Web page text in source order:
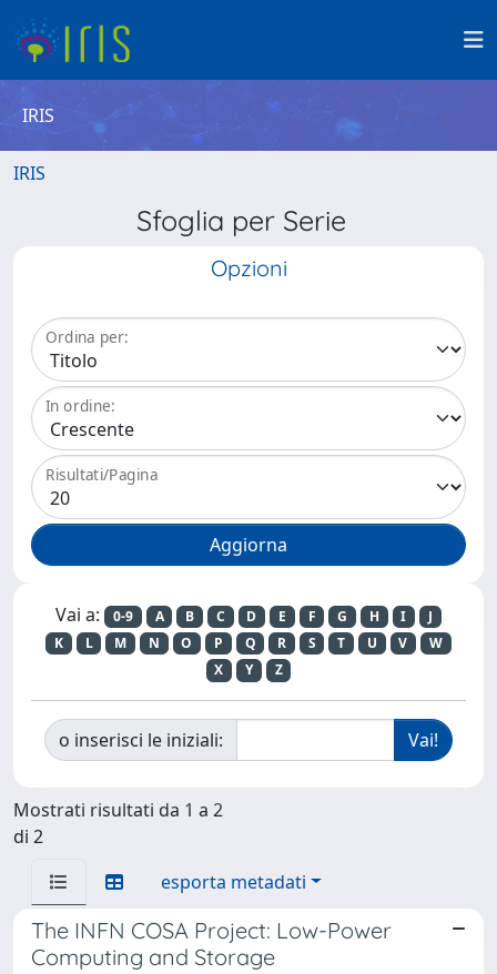
IRIS
IRIS
Sfoglia per Serie
Opzioni
Ordina per:
In ordine:
Risultati/Pagina
Vai a: 0-9 A B C D E F G H I
J
K
L M N O P Q R S T U V
W
X
Y Z
o inserisci le iniziali:
Mostrati risultati da 1 a 2
di 2
esporta metadati
The INFN COSA Project: Low-Power
Computing and Storage